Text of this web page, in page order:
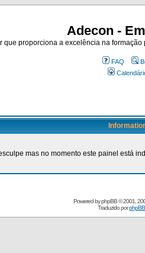
Adecon -
que proporciona a excelência na
FAQ
mas no momento este painel está
Powered byphpBB© 2001,
Traduzido porphpBB